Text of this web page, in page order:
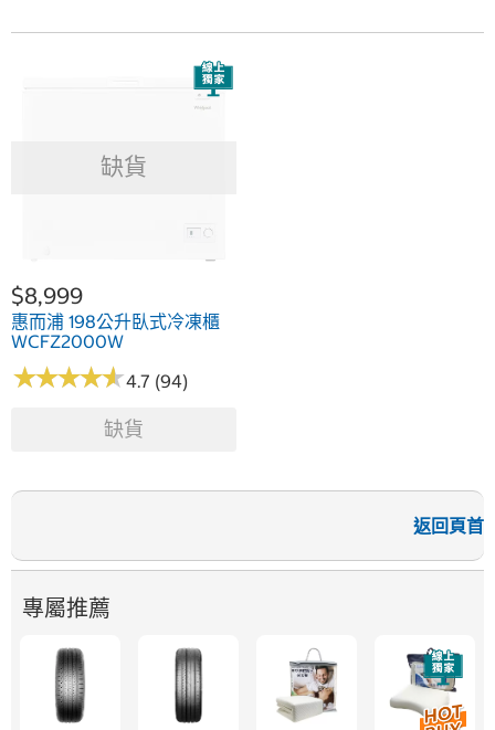
缺貨
$8,999
惠而浦 198公升臥式冷凍櫃
WCFZ2000W
★★★★★
★★★★★4.7 (94)
缺貨
返回頁首
專屬推薦